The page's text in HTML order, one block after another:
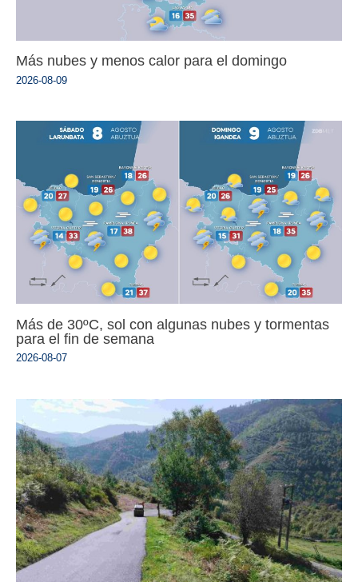
Más nubes y menos calor para el domingo
2026-08-09
Más de 30ºC, sol con algunas nubes y tormentas
para el fin de semana
2026-08-07